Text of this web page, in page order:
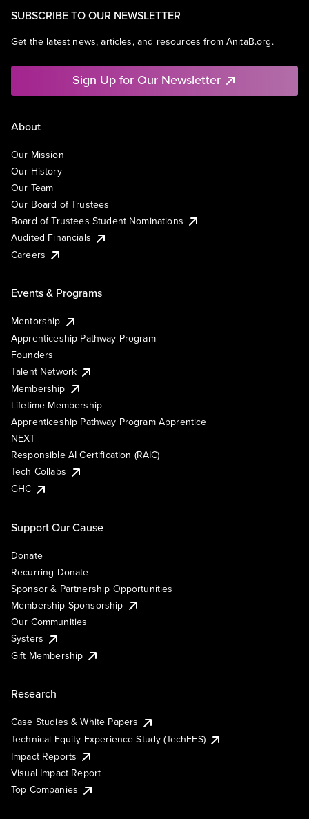
SUBSCRIBE TO OUR NEWSLETTER
Get the latest news, articles, and resources from AnitaB.org.
Sign Up for Our Newsletter
About
Our Mission
Our History
Our Team
Our Board of Trustees
Board of Trustees Student Nominations
Audited Financials
Careers
Events & Programs
Mentorship
Apprenticeship Pathway Program
Founders
Talent Network
Membership
Lifetime Membership
Apprenticeship Pathway Program Apprentice
NEXT
Responsible AI Certification (RAIC)
Tech Collabs
GHC
Support Our Cause
Donate
Recurring Donate
Sponsor & Partnership Opportunities
Membership Sponsorship
Our Communities
Systers
Gift Membership
Research
Case Studies & White Papers
Technical Equity Experience Study (TechEES)
Impact Reports
Visual Impact Report
Top Companies